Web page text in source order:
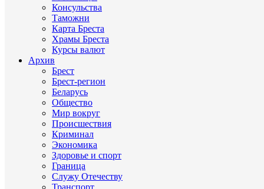
Консульства
Таможни
Карта Бреста
Храмы Бреста
Курсы валют
Архив
Брест
Брест-регион
Беларусь
Общество
Мир вокруг
Происшествия
Криминал
Экономика
Здоровье и спорт
Граница
Служу Отечеству
Транспорт